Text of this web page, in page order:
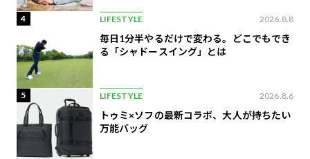
4 LIFESTYLE 2026.8.8
毎日1分半やるだけで変わる。どこでもでき
る「シャドースイング」とは
5 LIFESTYLE 2026.8.6
トゥミ×ソフの最新コラボ、大人が持ちたい
万能バッグ